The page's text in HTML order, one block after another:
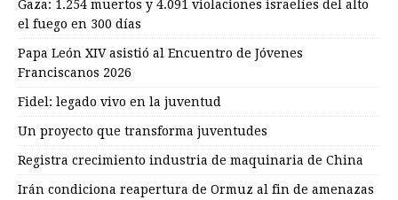
Gaza: 1.254 muertos y 4.091 violaciones israelíes del alto
el fuego en 300 días
Papa León XIV asistió al Encuentro de Jóvenes
Franciscanos 2026
Fidel: legado vivo en la juventud
Un proyecto que transforma juventudes
Registra crecimiento industria de maquinaria de China
Irán condiciona reapertura de Ormuz al fin de amenazas